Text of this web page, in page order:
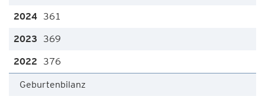
361
369
376
Geburtenbilanz